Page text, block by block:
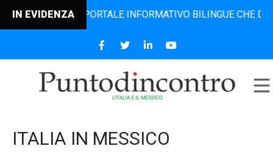
IN EVIDENZA
PORTALE INFORMATIVO BILINGUE CHE DAL 2006
ITALIA IN MESSICO